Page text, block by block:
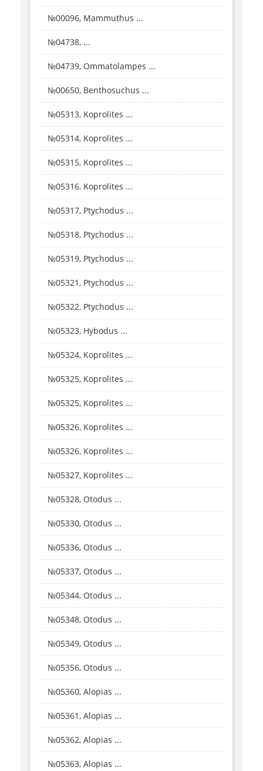
№00096, Mammuthus ...
№04738, ...
№04739, Ommatolampes ...
№00650, Benthosuchus ...
№05313, Koprolites ...
№05314, Koprolites ...
№05315, Koprolites ...
№05316, Koprolites ...
№05317, Ptychodus ...
№05318, Ptychodus ...
№05319, Ptychodus ...
№05321, Ptychodus ...
№05322, Ptychodus ...
№05323, Hybodus ...
№05324, Koprolites ...
№05325, Koprolites ...
№05325, Koprolites ...
№05326, Koprolites ...
№05326, Koprolites ...
№05327, Koprolites ...
№05328, Otodus ...
№05330, Otodus ...
№05336, Otodus ...
№05337, Otodus ...
№05344, Otodus ...
№05348, Otodus ...
№05349, Otodus ...
№05356, Otodus ...
№05360, Alopias ...
№05361, Alopias ...
№05362, Alopias ...
№05363, Alopias ...